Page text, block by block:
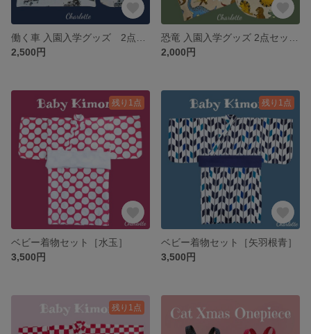
2,500円
2,000円
残り1点
ベビー着物セット［水玉］
3,500円
残り1点
ベビー着物セット［矢羽根青］
3,500円
残り1点